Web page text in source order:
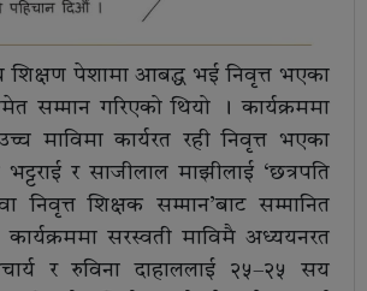
शिक्षण पेशामा आबद्ध भई निवृत्त भएका
सम्मान गरिएको थियो । कार्यक्रममा
माविमा कार्यरत रही निवृत्त भएका
र साजीलाल माझीलाई ‘छत्रपति
निवृत्त शिक्षक सम्मान’बाट सम्मानित
कार्यक्रममा सरस्वती माविमै अध्ययनरत
र रुविना दाहाललाई २५–२५ सय